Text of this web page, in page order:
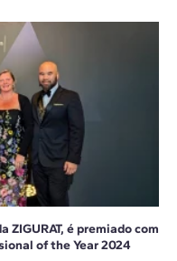
é premiado com
of the Year 2024